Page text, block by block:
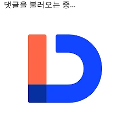
댓글을 불러오는 중...